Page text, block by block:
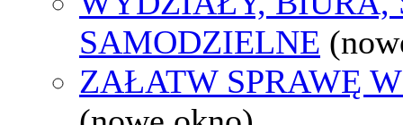
SAMODZIELNE
ZAŁATW SPRAWĘ